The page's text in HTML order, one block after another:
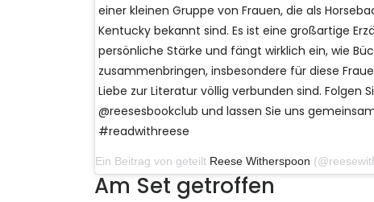
einer kleinen Gruppe von Frauen, die als
Kentucky bekannt sind. Es ist eine großartige
persönliche Stärke und fängt wirklich ein, wie
zusammenbringen, insbesondere für diese
Liebe zur Literatur völlig verbunden sind. Folgen
@reesesbookclub und lassen Sie uns
#readwithreese
Ein Beitrag von geteilt Reese Witherspoon
Am Set getroffen